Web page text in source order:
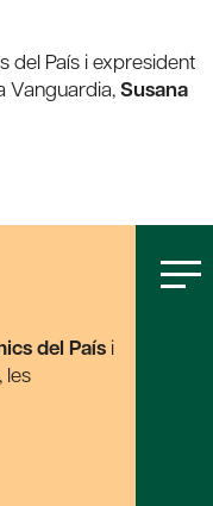
del País i expresident
Vanguardia,Susana
del País i
les